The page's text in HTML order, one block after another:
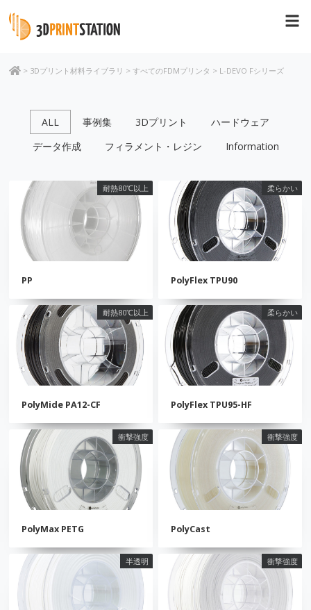
> 3Dプリント材料ライブラリ >すべてのFDMプリンタ > L-DEVO Fシリーズ
ALL 事例集 3Dプリント
ハードウェア
データ作成
フィラメント・レジン Information
PP
耐熱80℃以上
PolyFlex TPU90
柔らかい
PolyMide PA12-CF
耐熱80℃以上
PolyFlex TPU95-HF
柔らかい
PolyMax PETG
衝撃強度
PolyCast
衝撃強度
半透明 衝撃強度